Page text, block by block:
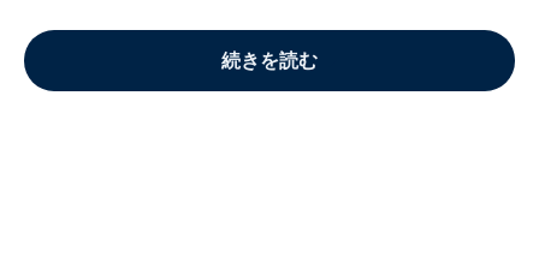
続きを読む